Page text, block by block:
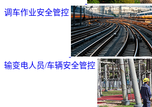
调车作业安全管控
输变电人员/车辆安全管控